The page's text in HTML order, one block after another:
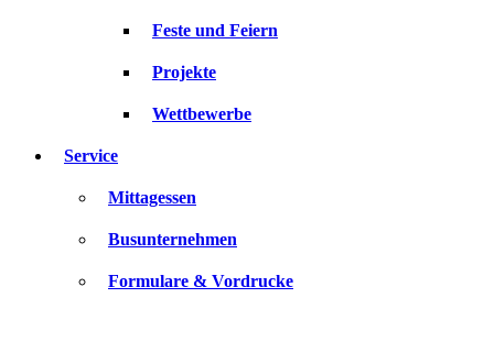
Feste und Feiern
Projekte
Wettbewerbe
Service
Mittagessen
Busunternehmen
Formulare & Vordrucke